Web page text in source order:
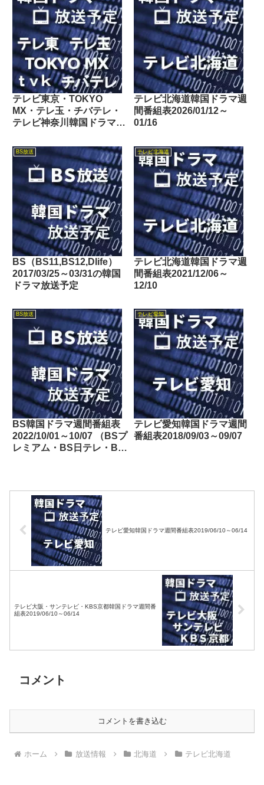
テレビ東京・TOKYO
MX・テレ玉・チバテレ・
テレビ神奈川韓国ドラマ週
08/07
テレビ北海道韓国ドラマ週
間番組表2026/01/12～
01/16
BS放送
BS（BS11,BS12,Dlife）
2017/03/25～03/31の韓国
ドラマ放送予定
テレビ北海道
テレビ北海道韓国ドラマ週
間番組表2021/12/06～
12/10
BS放送
BS韓国ドラマ週間番組表
2022/10/01～10/07 （BSプ
レミアム・BS日テレ・BS
テレビ愛知
テレビ愛知韓国ドラマ週間
番組表2018/09/03～09/07
テレビ愛知韓国ドラマ週間番組表2019/06/10～06/14
テレビ大阪・サンテレビ・KBS京都韓国ドラマ週間番
組表2019/06/10～06/14
コメント
コメントを書き込む
ホーム 放送情報 北海道 テレビ北海道